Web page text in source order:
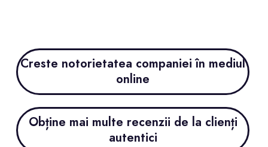
Creste notorietatea companiei în mediul
online
Obține mai multe recenzii de la clienți
autentici